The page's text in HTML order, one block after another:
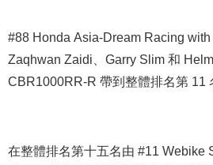
#88 Honda Asia-Dream Racing
Zaqhwan Zaidi、Garry Slim 和
CBR1000RR-R 帶到整體排名第 11
在整體排名第十五名由 #11 Webike